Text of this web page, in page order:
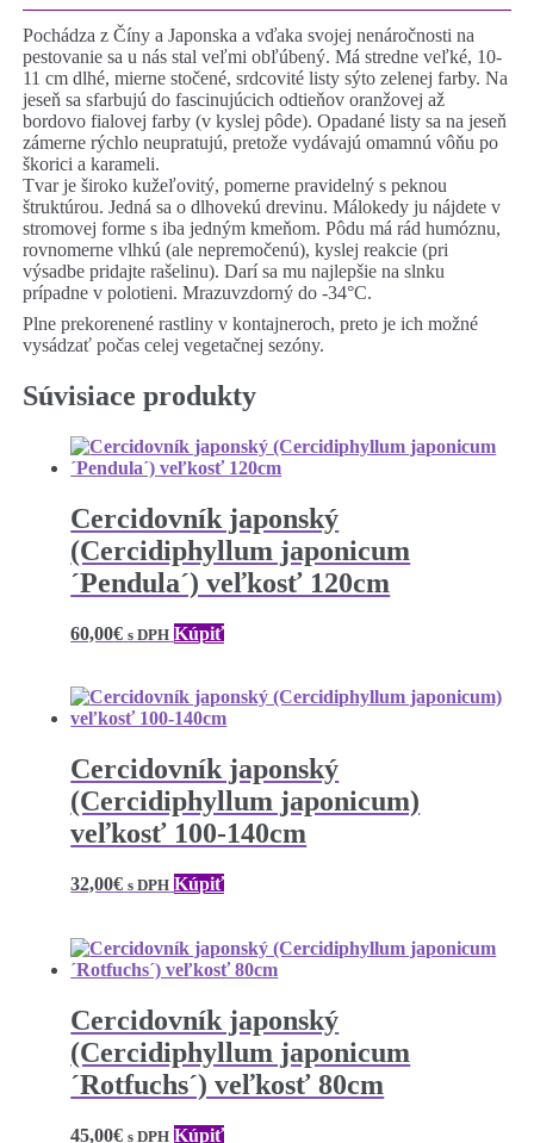
Pochádza z Číny a Japonska a vďaka svojej nenáročnosti na
pestovanie sa u nás stal veľmi obľúbený. Má stredne veľké, 10-
11 cm dlhé, mierne stočené, srdcovité listy sýto zelenej farby. Na
jeseň sa sfarbujú do fascinujúcich odtieňov oranžovej až
bordovo fialovej farby (v kyslej pôde). Opadané listy sa na jeseň
zámerne rýchlo neupratujú, pretože vydávajú omamnú vôňu po
škorici a karameli.
Tvar je široko kužeľovitý, pomerne pravidelný s peknou
štruktúrou. Jedná sa o dlhovekú drevinu. Málokedy ju nájdete v
stromovej forme s iba jedným kmeňom. Pôdu má rád humóznu,
rovnomerne vlhkú (ale nepremočenú), kyslej reakcie (pri
výsadbe pridajte rašelinu). Darí sa mu najlepšie na slnku
prípadne v polotieni. Mrazuvzdorný do -34°C.
Plne prekorenené rastliny v kontajneroch, preto je ich možné
vysádzať počas celej vegetačnej sezóny.
Súvisiace produkty
Cercidovník japonský
(Cercidiphyllum japonicum
´Pendula´) veľkosť 120cm
60,00€ s DPH Kúpiť
Cercidovník japonský
(Cercidiphyllum japonicum)
veľkosť 100-140cm
32,00€ s DPH Kúpiť
Cercidovník japonský
(Cercidiphyllum japonicum
´Rotfuchs´) veľkosť 80cm
45,00€ s DPH Kúpiť